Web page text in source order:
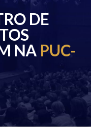
DE
NA PUC-